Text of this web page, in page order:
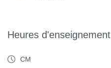
Heures d'enseignement
CM